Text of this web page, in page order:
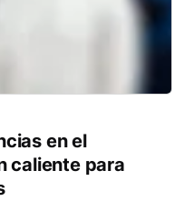
en el
caliente para